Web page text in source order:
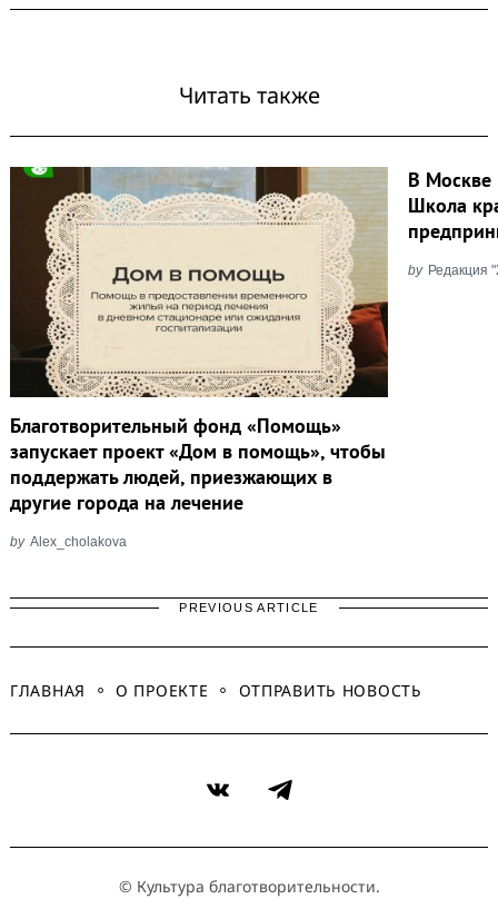
Читать также
Благотворительный фонд «Помощь»
запускает проект «Дом в помощь», чтобы
поддержать людей, приезжающих в
другие города на лечение
by Alex_cholakova
В Москве
Школа
by Редакция
PREVIOUS ARTICLE
ГЛАВНАЯ О ПРОЕКТЕ ОТПРАВИТЬ НОВОСТЬ
VK Telegram
© Культура благотворительности.